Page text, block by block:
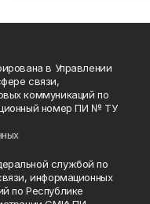
в Управлении
связи,
коммуникаций по
номер ПИ № ТУ
службой по
информационных
по Республике